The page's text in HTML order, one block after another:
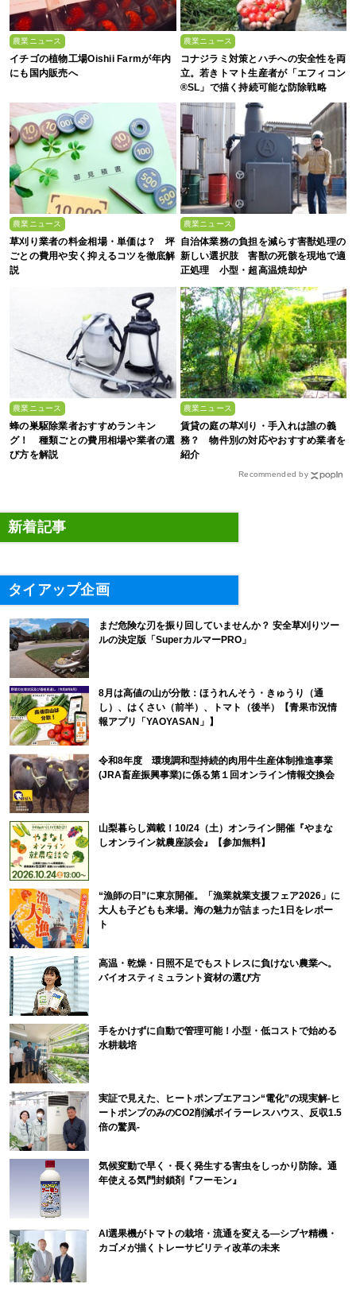
農業ニュース
イチゴの植物工場Oishii Farmが年内
にも国内販売へ
農業ニュース
コナジラミ対策とハチへの安全性を両
立。若きトマト生産者が「エフィコン
®SL」で描く持続可能な防除戦略
農業ニュース
草刈り業者の料金相場・単価は？ 坪
ごとの費用や安く抑えるコツを徹底解
説
農業ニュース
自治体業務の負担を減らす害獣処理の
新しい選択肢 害獣の死骸を現地で適
正処理 小型・超高温焼却炉
『ACE0.5型』
農業ニュース
蜂の巣駆除業者おすすめランキン
グ！ 種類ごとの費用相場や業者の選
び方を解説
農業ニュース
賃貸の庭の草刈り・手入れは誰の義
務？ 物件別の対応やおすすめ業者を
紹介
Recommended by
新着記事
タイアップ企画
まだ危険な刃を振り回していませんか？ 安全草刈りツー
ルの決定版「SuperカルマーPRO」
8月は高値の山が分散：ほうれんそう・きゅうり（通
し）、はくさい（前半）、トマト（後半）【青果市況情
報アプリ「YAOYASAN」】
令和8年度 環境調和型持続的肉用牛生産体制推進事業
(JRA畜産振興事業)に係る第１回オンライン情報交換会
山梨暮らし満載！10/24（土）オンライン開催『やまな
しオンライン就農座談会』【参加無料】
“漁師の日”に東京開催。「漁業就業支援フェア2026」に
大人も子どもも来場。海の魅力が詰まった1日をレポー
ト
高温・乾燥・日照不足でもストレスに負けない農業へ。
バイオスティミュラント資材の選び方
手をかけずに自動で管理可能！小型・低コストで始める
水耕栽培
実証で見えた、ヒートポンプエアコン“電化”の現実解-ヒ
ートポンプのみのCO2削減ボイラーレスハウス、反収1.5
倍の驚異-
気候変動で早く・長く発生する害虫をしっかり防除。通
年使える気門封鎖剤『フーモン』
AI選果機がトマトの栽培・流通を変える―シブヤ精機・
カゴメが描くトレーサビリティ改革の未来